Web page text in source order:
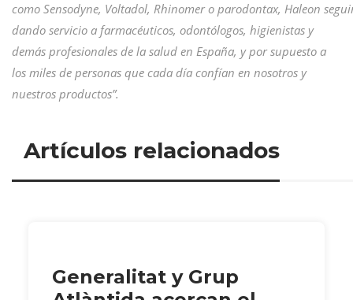
como Sensodyne, Voltadol, Rhinomer o parodontax, Haleon
dando servicio a farmacéuticos, odontólogos, higienistas y
demás profesionales de la salud en España, y por supuesto a
los miles de personas que cada día confían en nosotros y
nuestros productos”.
Artículos relacionados
Generalitat y Grup